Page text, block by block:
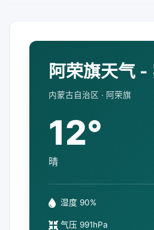
阿荣旗天气
内蒙古自治区 · 阿荣旗
12°
晴
湿度 90%
气压 991hPa